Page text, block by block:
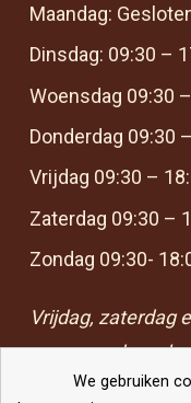
We gebruiken
Maandag:
Dinsdag: 09:30 –
Woensdag 09:30
Donderdag 09:30
Vrijdag 09:30 –
Zaterdag 09:30 –
Zondag 09:30-
Vrijdag, zaterdag
open voor borrels